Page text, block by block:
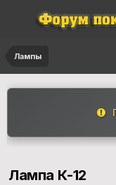
Лампы
Лампа К-12